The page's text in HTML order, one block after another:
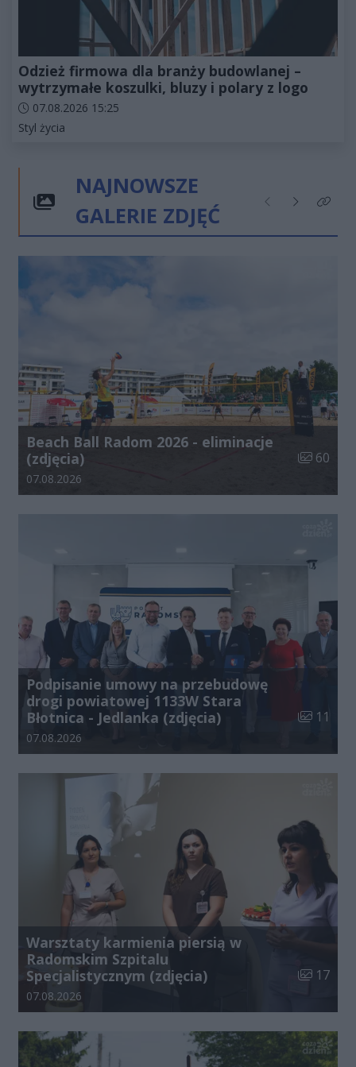
Odzież firmowa dla branży budowlanej –
wytrzymałe koszulki, bluzy i polary z logo
Data dodania artykułu:
07.08.2026 15:25
Kategorie artykułu:
Styl życia
NAJNOWSZE
GALERIE ZDJĘĆ
Poprzednie
NastępneKliknij
Beach Ball Radom 2026 - eliminacje
(zdjęcia)
Liczba
60
Data dodania galerii:
07.08.2026
Podpisanie umowy na przebudowę
drogi powiatowej 1133W Stara
Błotnica - Jedlanka (zdjęcia)
Liczba
11
Data dodania galerii:
07.08.2026
Warsztaty karmienia piersią w
Radomskim Szpitalu
Specjalistycznym (zdjęcia)
Liczba
17
Data dodania galerii:
07.08.2026